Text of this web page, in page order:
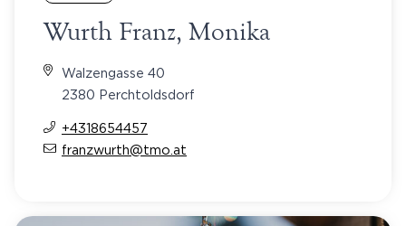
Wurth Franz, Monika
Walzengasse 40
2380 Perchtoldsdorf
+4318654457
franzwurth@tmo.at